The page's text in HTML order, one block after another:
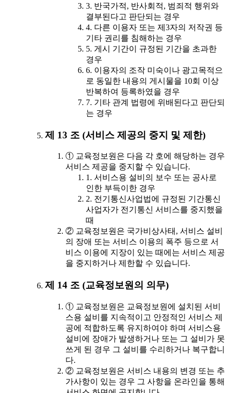
3. 반국가적, 반사회적, 범죄적 행위와
결부된다고 판단되는 경우
4. 다른 이용자 또는 제3자의 저작권 등
기타 권리를 침해하는 경우
5. 게시 기간이 규정된 기간을 초과한
경우
6. 이용자의 조작 미숙이나 광고목적으
로 동일한 내용의 게시물을 10회 이상
반복하여 등록하였을 경우
7. 기타 관계 법령에 위배된다고 판단되
는 경우
제 13 조 (서비스 제공의 중지 및 제한)
① 교육정보원은 다음 각 호에 해당하는 경우
서비스 제공을 중지할 수 있습니다.
1. 서비스용 설비의 보수 또는 공사로
인한 부득이한 경우
2. 전기통신사업법에 규정된 기간통신
사업자가 전기통신 서비스를 중지했을
때
② 교육정보원은 국가비상사태, 서비스 설비
의 장애 또는 서비스 이용의 폭주 등으로 서
비스 이용에 지장이 있는 때에는 서비스 제공
을 중지하거나 제한할 수 있습니다.
제 14 조 (교육정보원의 의무)
① 교육정보원은 교육정보원에 설치된 서비
스용 설비를 지속적이고 안정적인 서비스 제
공에 적합하도록 유지하여야 하며 서비스용
설비에 장애가 발생하거나 또는 그 설비가 못
쓰게 된 경우 그 설비를 수리하거나 복구합니
다.
② 교육정보원은 서비스 내용의 변경 또는 추
가사항이 있는 경우 그 사항을 온라인을 통해